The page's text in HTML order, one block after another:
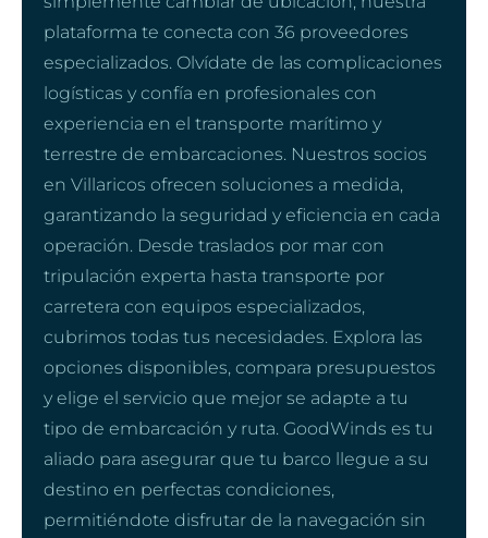
plataforma te conecta con 36 proveedores
especializados. Olvídate de las complicaciones
logísticas y confía en profesionales con
experiencia en el transporte marítimo y
terrestre de embarcaciones. Nuestros socios
en Villaricos ofrecen soluciones a medida,
garantizando la seguridad y eficiencia en cada
operación. Desde traslados por mar con
tripulación experta hasta transporte por
carretera con equipos especializados,
cubrimos todas tus necesidades. Explora las
opciones disponibles, compara presupuestos
y elige el servicio que mejor se adapte a tu
tipo de embarcación y ruta. GoodWinds es tu
aliado para asegurar que tu barco llegue a su
destino en perfectas condiciones,
permitiéndote disfrutar de la navegación sin